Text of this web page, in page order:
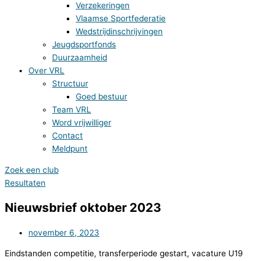
Verzekeringen
Vlaamse Sportfederatie
Wedstrijdinschrijvingen
Jeugdsportfonds
Duurzaamheid
Over VRL
Structuur
Goed bestuur
Team VRL
Word vrijwilliger
Contact
Meldpunt
Zoek een club
Resultaten
Nieuwsbrief oktober 2023
november 6, 2023
Eindstanden competitie, transferperiode gestart, vacature U19